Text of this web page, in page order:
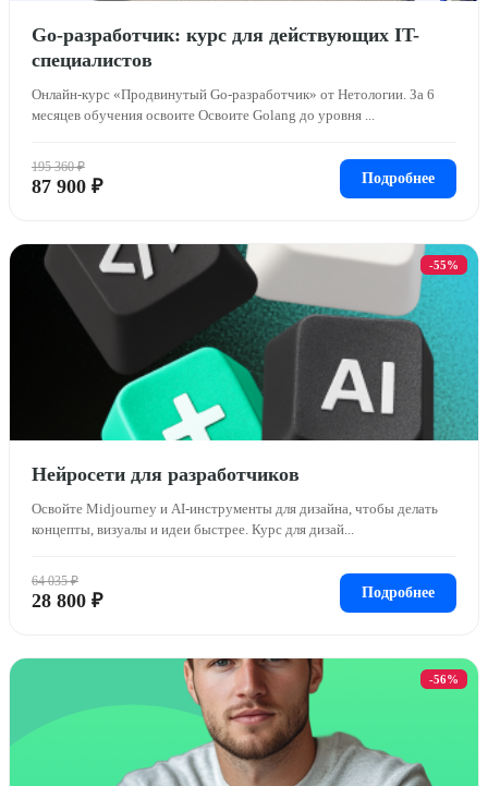
Go-разработчик: курс для действующих IT-
специалистов
Онлайн-курс «Продвинутый Go-разработчик» от Нетологии. За 6
месяцев обучения освоите Освоите Golang до уровня ...
195 360 ₽
87 900 ₽ Подробнее
-55%
Нейросети для разработчиков
Освойте Midjourney и AI-инструменты для дизайна, чтобы делать
концепты, визуалы и идеи быстрее. Курс для дизай...
64 035 ₽
28 800 ₽ Подробнее
-56%